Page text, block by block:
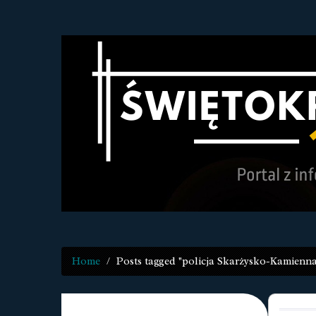
Home Posts tagged "policja Skarżysko-